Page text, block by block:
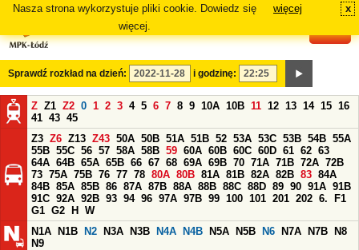
Nasza strona wykorzystuje pliki cookie. Dowiedz się
więcej.
więcej x
Sprawdź rozkład na dzień: i godzinę:
Z Z1 Z2 0 1 2 3 4 5 6 7 8 9 10A 10B 11 12 13 14 15 16
41 43 45
Z3 Z6 Z13 Z43 50A 50B 51A 51B 52 53A 53C 53B 54B 55A
55B 55C 56 57 58A 58B 59 60A 60B 60C 60D 61 62 63
64A 64B 65A 65B 66 67 68 69A 69B 70 71A 71B 72A 72B
73 75A 75B 76 77 78 80A 80B 81A 81B 82A 82B 83 84A
84B 85A 85B 86 87A 87B 88A 88B 88C 88D 89 90 91A 91B
91C 92A 92B 93 94 96 97A 97B 99 100 101 201 202 6.
F1
G1 G2 H
W
N1A
N1B N2 N3A N3B N4A N4B N5A N5B N6 N7A N7B
N8
N9